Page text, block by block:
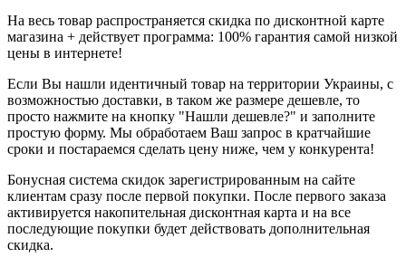
На весь товар распространяется скидка по дисконтной карте
магазина + действует программа: 100% гарантия самой низкой
цены в интернете!
Если Вы нашли идентичный товар на территории Украины, с
возможностью доставки, в таком же размере дешевле, то
просто нажмите на кнопку "Нашли дешевле?" и заполните
простую форму. Мы обработаем Ваш запрос в кратчайшие
сроки и постараемся сделать цену ниже, чем у конкурента!
Бонусная система скидок зарегистрированным на сайте
клиентам сразу после первой покупки. После первого заказа
активируется накопительная дисконтная карта и на все
последующие покупки будет действовать дополнительная
скидка.